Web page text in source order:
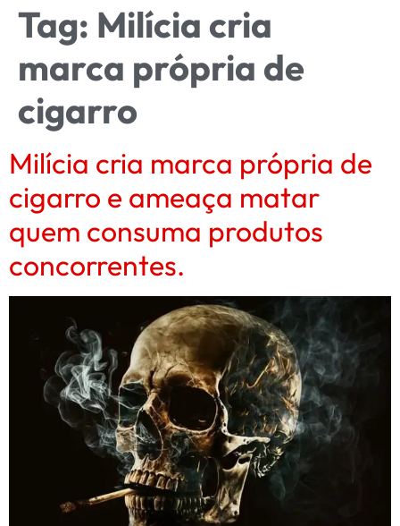
Tag: Milícia cria
marca própria de
cigarro
Milícia cria marca própria de
cigarro e ameaça matar
quem consuma produtos
concorrentes.